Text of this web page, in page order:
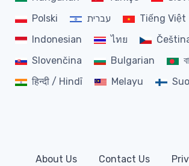
Polski
עברית Tiếng Việt
Indonesian
ไทย
Slovenčina
Bulgarian
हिन्दी / Hindī
Melayu
About Us Contact Us